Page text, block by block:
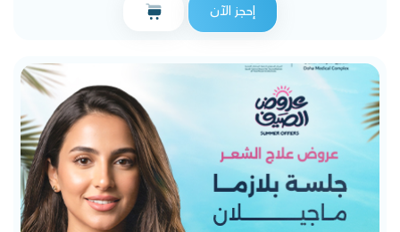
إحجز الآن